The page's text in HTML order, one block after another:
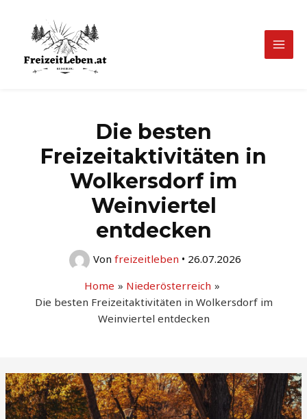
springen
Main
Die besten
Freizeitaktivitäten in
Wolkersdorf im
Weinviertel
entdecken
Von freizeitleben • 26.07.2026
Home
Niederösterreich
Die besten Freizeitaktivitäten in Wolkersdorf im
Weinviertel entdecken